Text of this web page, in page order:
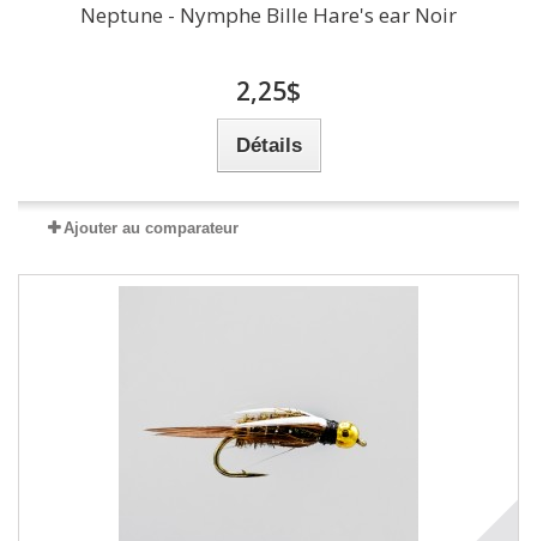
Neptune - Nymphe Bille Hare's ear Noir
2,25$
Détails
Ajouter au comparateur